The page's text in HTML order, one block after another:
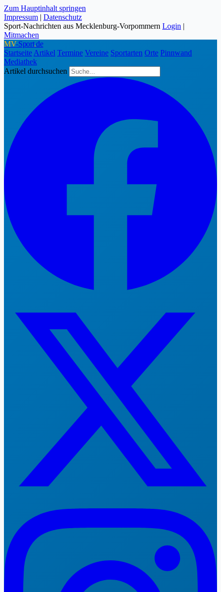
Zum Hauptinhalt springen
Impressum | Datenschutz
Sport-Nachrichten aus Mecklenburg-Vorpommern Login |
Mitmachen
MV-Sport.de
Startseite Artikel Termine Vereine Sportarten Orte Pinnwand
Mediathek
Artikel durchsuchen